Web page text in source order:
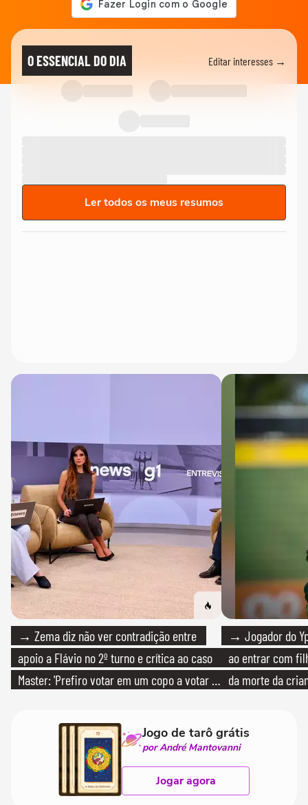
O ESSENCIAL DO DIA Editar interesses →
Ler todos os meus resumos
→ Zema diz não ver contradição entre
apoio a Flávio no 2º turno e crítica ao caso
Master: 'Prefiro votar em um copo a votar no
→ Jogador do
ao entrar com
da morte da
Jogo de tarô grátis
por André Mantovanni
Jogar agora